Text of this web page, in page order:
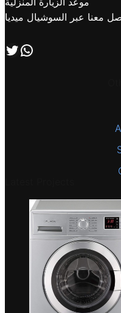
معنا عبر السوشيال ميديا
تابعنا علي صفحة التويتر اتصل بنا علي طريق الوتساب